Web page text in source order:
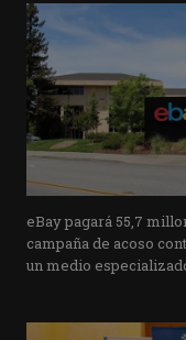
eBay pagará 55,7
campaña de acoso
un medio